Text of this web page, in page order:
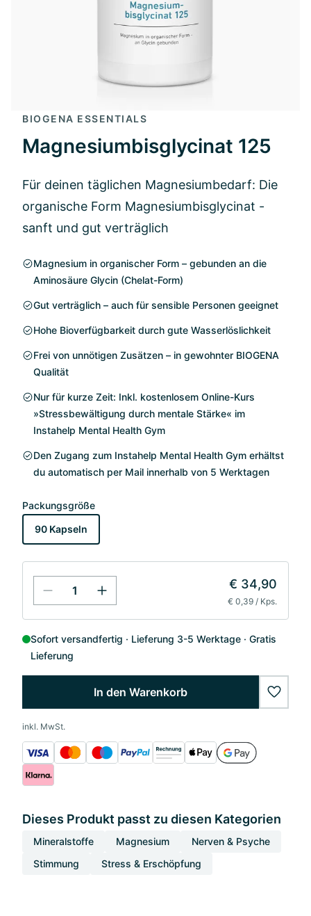
BIOGENA ESSENTIALS
Magnesiumbisglycinat 125
Für deinen täglichen Magnesiumbedarf: Die
organische Form Magnesiumbisglycinat -
sanft und gut verträglich
Magnesium in organischer Form – gebunden an die
Aminosäure Glycin (Chelat-Form)
Gut verträglich – auch für sensible Personen geeignet
Hohe Bioverfügbarkeit durch gute Wasserlöslichkeit
Frei von unnötigen Zusätzen – in gewohnter BIOGENA
Qualität
Nur für kurze Zeit: Inkl. kostenlosem Online-Kurs
»Stressbewältigung durch mentale Stärke« im
Instahelp Mental Health Gym
Den Zugang zum Instahelp Mental Health Gym erhältst
du automatisch per Mail innerhalb von 5 Werktagen
Packungsgröße
90 Kapseln
€ 34,90
€ 0,39 / Kps.
Sofort versandfertig Lieferung 3-5 Werktage
Gratis
Lieferung
In den Warenkorb
inkl. MwSt.
Dieses Produkt passt zu diesen Kategorien
Mineralstoffe Magnesium
Nerven & Psyche
Stimmung
Stress & Erschöpfung